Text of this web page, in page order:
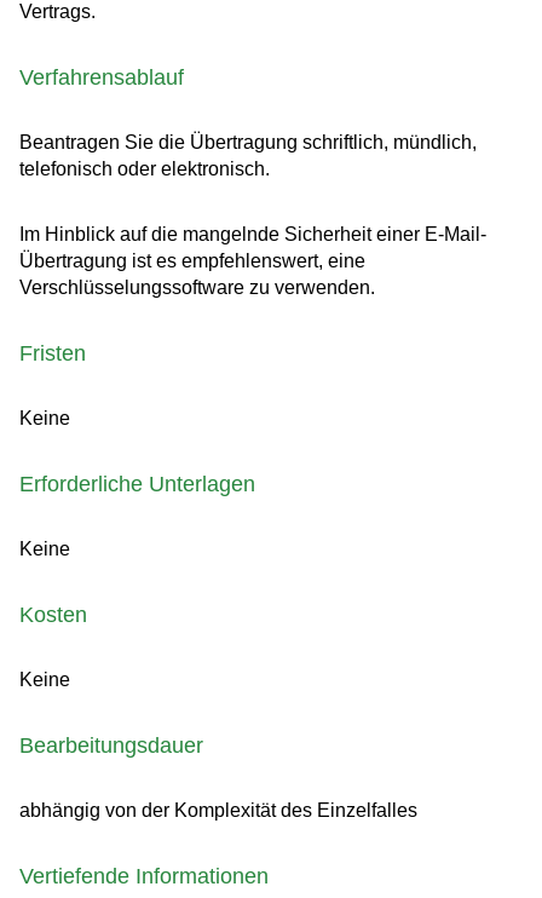
Vertrags.
Verfahrensablauf
Beantragen Sie die Übertragung schriftlich, mündlich,
telefonisch oder elektronisch.
Im Hinblick auf die mangelnde Sicherheit einer E-Mail-
Übertragung ist es empfehlenswert, eine
Verschlüsselungssoftware zu verwenden.
Fristen
Keine
Erforderliche Unterlagen
Keine
Kosten
Keine
Bearbeitungsdauer
abhängig von der Komplexität des Einzelfalles
Vertiefende Informationen